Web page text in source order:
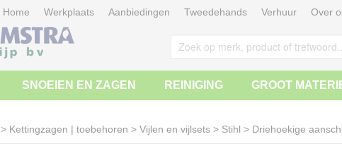
Home Werkplaats Aanbiedingen Tweedehands Verhuur Over
SNOEIEN EN ZAGEN REINIGING GROOT
> Kettingzagen | toebehoren > Vijlen en vijlsets > Stihl > Driehoekige